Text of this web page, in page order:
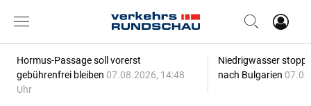
Hormus-Passage soll vorerst
gebührenfrei bleiben 07.08.2026, 14:48
Uhr
Niedrigwasser
nach Bulgarien